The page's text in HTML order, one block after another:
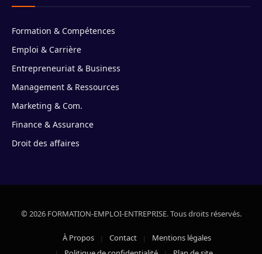
Formation & Compétences
Emploi & Carrière
Entrepreneuriat & Business
Management & Ressources
Marketing & Com.
Finance & Assurance
Droit des affaires
© 2026 FORMATION-EMPLOI-ENTREPRISE. Tous droits réservés.
À Propos Contact
Mentions légales